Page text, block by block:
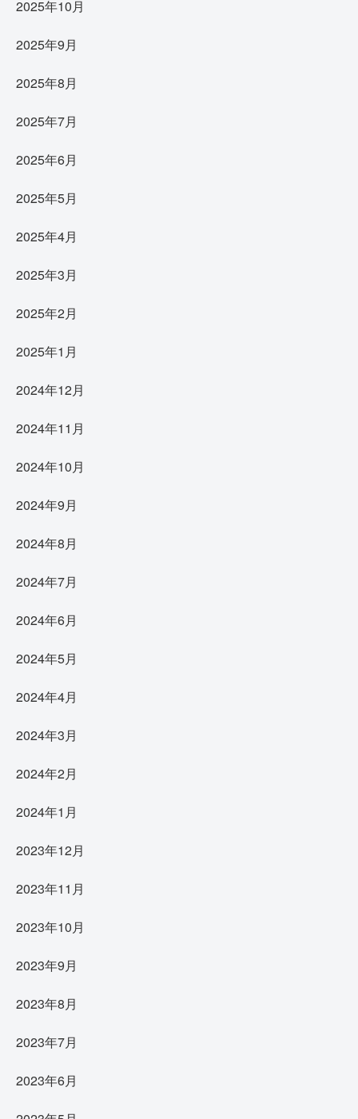
2025年10月
2025年9月
2025年8月
2025年7月
2025年6月
2025年5月
2025年4月
2025年3月
2025年2月
2025年1月
2024年12月
2024年11月
2024年10月
2024年9月
2024年8月
2024年7月
2024年6月
2024年5月
2024年4月
2024年3月
2024年2月
2024年1月
2023年12月
2023年11月
2023年10月
2023年9月
2023年8月
2023年7月
2023年6月